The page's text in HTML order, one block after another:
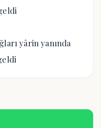
yârin yanında